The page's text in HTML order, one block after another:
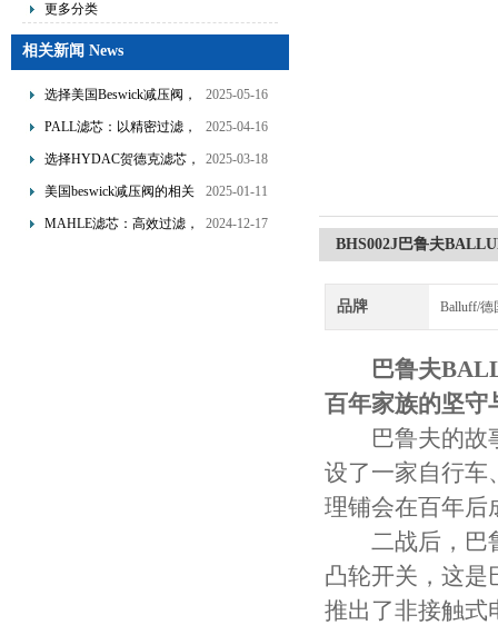
更多分类
相关新闻 News
选择美国Beswick减压阀，
提升流体系统效率
2025-05-16
PALL滤芯：以精密过滤，
为工业流体筑起“隐形安全
2025-04-16
选择HYDAC贺德克滤芯，
享受精准过滤与稳定性能
2025-03-18
美国beswick减压阀的相关
知识
2025-01-11
MAHLE滤芯：高效过滤，
2024-12-17
BHS002J巴鲁夫
品牌 Balluff/德
巴鲁夫
百年家族的坚守
巴鲁夫的故事
设了一家自行车
理铺会在百年后
二战后，巴鲁
凸轮开关，这是
推出了非接触式